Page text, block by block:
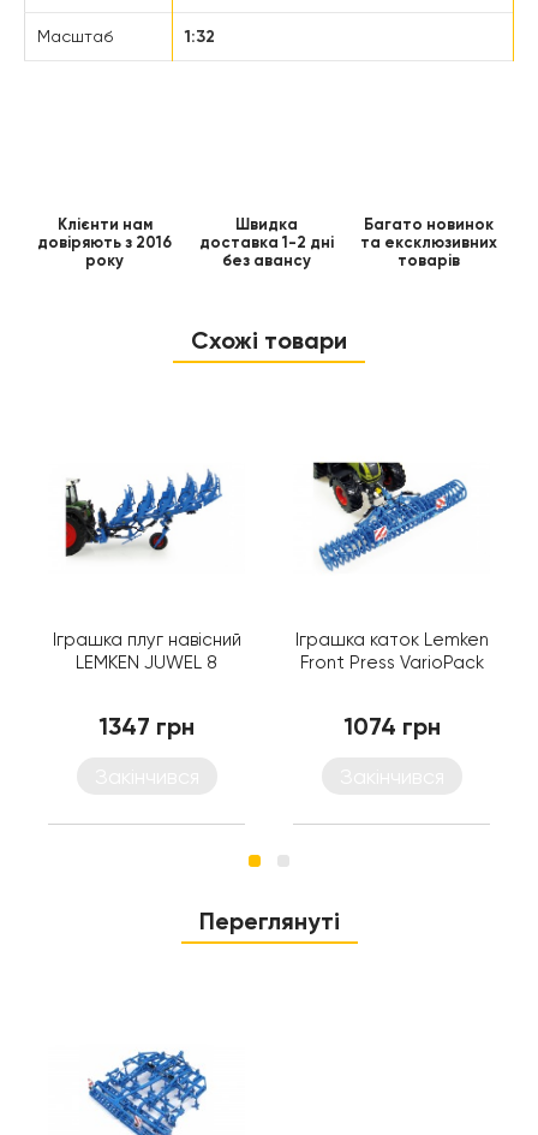
Масштаб 1:32
Клієнти нам
довіряють з 2016
року
Швидка
доставка 1-2 дні
без авансу
Багато новинок
та ексклюзивних
товарів
Схожі товари
Іграшка плуг навісний
LEMKEN JUWEL 8
1347 грн
Іграшка каток Lemken
Front Press VarioPack
1074 грн
Переглянуті